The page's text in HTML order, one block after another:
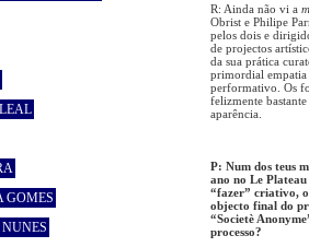
GOMES
R: Ainda não vi a
Obrist e Philipe
pelos dois e
de projectos
da sua prática
primordial empatia
performativo. Os
felizmente
aparência.
P: Num dos teus
ano no Le Plateau
“fazer” criativo,
objecto final do
“Societè
processo?